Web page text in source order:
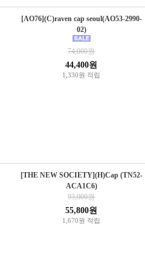
[AO76](C)raven cap seoul(AO53-2990-
02)
74,000원
44,400원
1,330원 적립
[THE NEW SOCIETY](H)Cap (TN52-
ACA1C6)
93,000원
55,800원
1,670원 적립